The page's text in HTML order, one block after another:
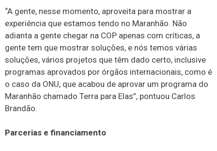
“A gente, nesse momento, aproveita para mostrar a
experiência que estamos tendo no Maranhão. Não
adianta a gente chegar na COP apenas com críticas, a
gente tem que mostrar soluções, e nós temos várias
soluções, vários projetos que têm dado certo, inclusive
programas aprovados por órgãos internacionais, como é
o caso da ONU, que acabou de aprovar um programa do
Maranhão chamado Terra para Elas”, pontuou Carlos
Brandão.
Parcerias e financiamento